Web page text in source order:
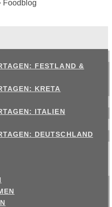
FESTLAND &
KRETA
ITALIEN
DEUTSCHLAND